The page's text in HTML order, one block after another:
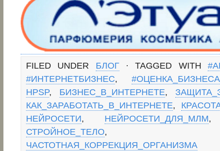
FILED UNDER БЛОГ· TAGGED WITH
#ИНТЕРНЕТБИЗНЕС, #ОЦЕНКА_БИЗНЕСА
HPSP, БИЗНЕС_В_ИНТЕРНЕТЕ,
КАК_ЗАРАБОТАТЬ_В_ИНТЕРНЕТЕ,
НЕЙРОСЕТИ, НЕЙРОСЕТИ_ДЛЯ_МЛМ
СТРОЙНОЕ_ТЕЛО
ЧАСТОТНАЯ_КОРРЕКЦИЯ_ОРГАНИЗМА